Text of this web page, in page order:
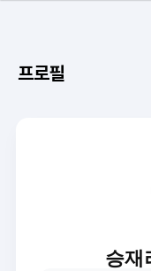
프로필
승재